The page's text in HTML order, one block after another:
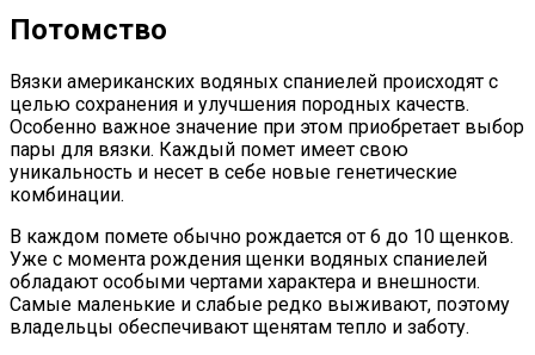
Потомство
Вязки американских водяных спаниелей происходят с
целью сохранения и улучшения породных качеств.
Особенно важное значение при этом приобретает выбор
пары для вязки. Каждый помет имеет свою
уникальность и несет в себе новые генетические
комбинации.
В каждом помете обычно рождается от 6 до 10 щенков.
Уже с момента рождения щенки водяных спаниелей
обладают особыми чертами характера и внешности.
Самые маленькие и слабые редко выживают, поэтому
владельцы обеспечивают щенятам тепло и заботу.